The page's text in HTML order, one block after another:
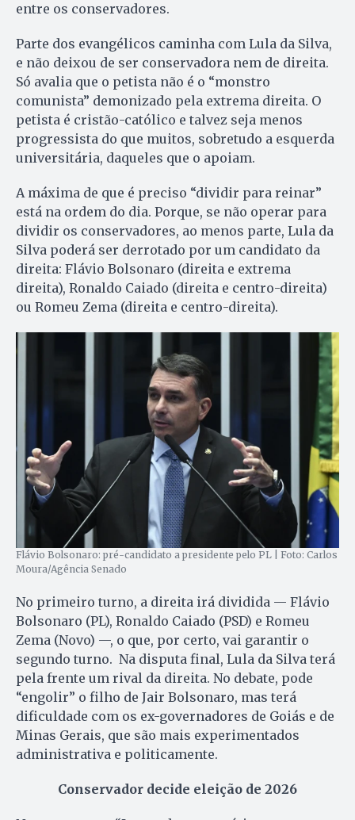
entre os conservadores.
Parte dos evangélicos caminha com Lula da Silva,
e não deixou de ser conservadora nem de direita.
Só avalia que o petista não é o “monstro
comunista” demonizado pela extrema direita. O
petista é cristão-católico e talvez seja menos
progressista do que muitos, sobretudo a esquerda
universitária, daqueles que o apoiam.
A máxima de que é preciso “dividir para reinar”
está na ordem do dia. Porque, se não operar para
dividir os conservadores, ao menos parte, Lula da
Silva poderá ser derrotado por um candidato da
direita: Flávio Bolsonaro (direita e extrema
direita), Ronaldo Caiado (direita e centro-direita)
ou Romeu Zema (direita e centro-direita).
Flávio Bolsonaro: pré-candidato a presidente pelo PL | Foto: Carlos
Moura/Agência Senado
No primeiro turno, a direita irá dividida — Flávio
Bolsonaro (PL), Ronaldo Caiado (PSD) e Romeu
Zema (Novo) —, o que, por certo, vai garantir o
segundo turno. Na disputa final, Lula da Silva terá
pela frente um rival da direita. No debate, pode
“engolir” o filho de Jair Bolsonaro, mas terá
dificuldade com os ex-governadores de Goiás e de
Minas Gerais, que são mais experimentados
administrativa e politicamente.
Conservador decide eleição de 2026